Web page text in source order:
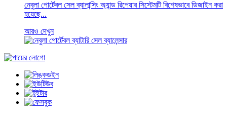
নেবুলা পোর্টেবল সেল ব্যালান্সিং অ্যান্ড রিপেয়ার সিস্টেমটি বিশেষভাবে ডিজাইন করা
হয়েছে...
আরও দেখুন